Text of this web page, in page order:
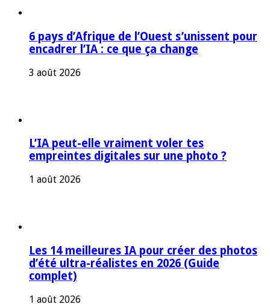
6 pays d’Afrique de l’Ouest s’unissent pour
encadrer l’IA : ce que ça change
3 août 2026
L’IA peut-elle vraiment voler tes
empreintes digitales sur une photo ?
1 août 2026
Les 14 meilleures IA pour créer des photos
d’été ultra-réalistes en 2026 (Guide
complet)
1 août 2026